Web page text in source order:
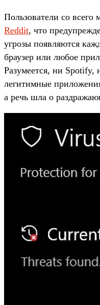
Пользователи со всего
Reddit, что
угрозы появляются
браузер или любое
Разумеется, ни Spotify,
легитимные
а речь шла о